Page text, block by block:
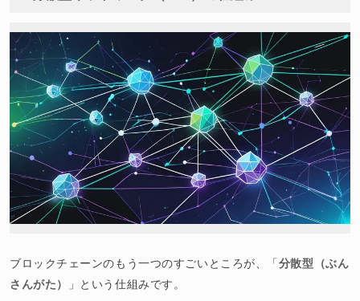
ブロックチェーンのもう一つのすごいところが、「分散型（ぶん
さんがた）
」という仕組みです。